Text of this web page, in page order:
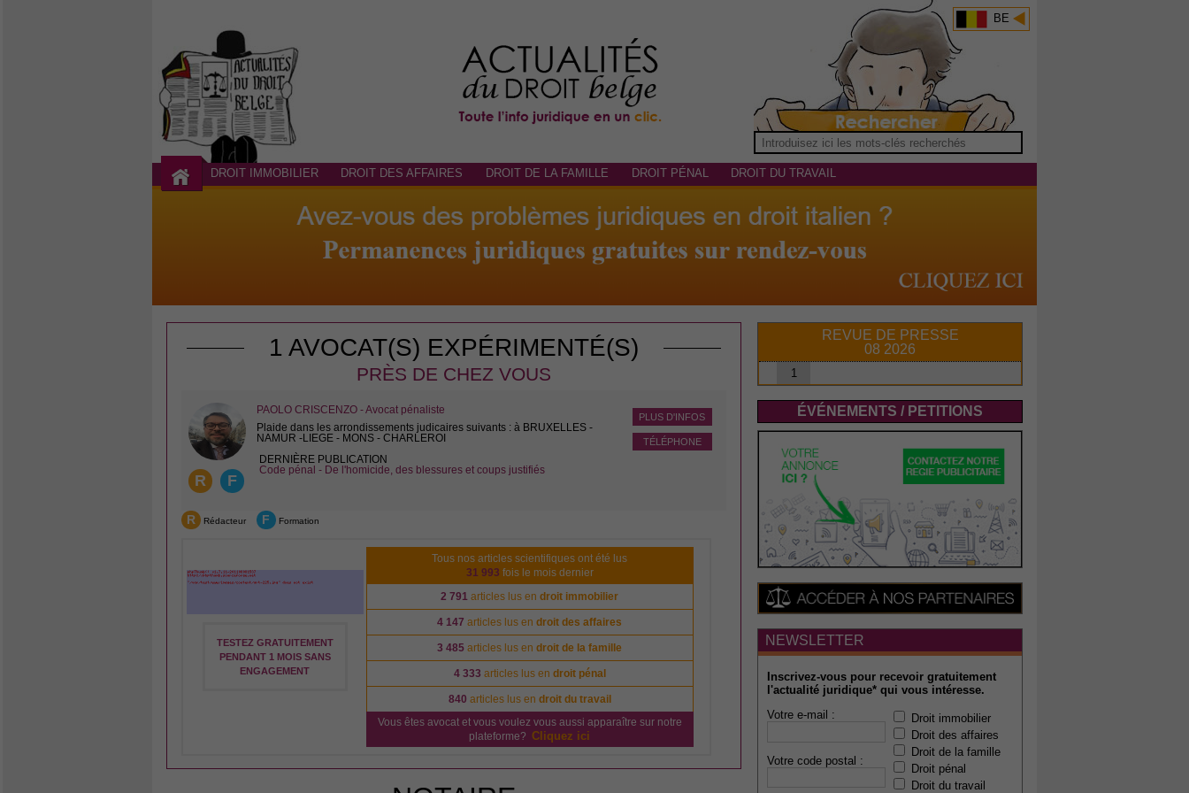
BE
DROIT IMMOBILIER DROIT DES AFFAIRES DROIT DE LA FAMILLE DROIT PÉNAL DROIT DU TRAVAIL
1 AVOCAT(S) EXPÉRIMENTÉ(S)
PRÈS DE CHEZ VOUS
R F
PLUS D'INFOS
TÉLÉPHONE
PAOLO CRISCENZO - Avocat pénaliste
Plaide dans les arrondissements judicaires suivants : à BRUXELLES -
NAMUR -LIEGE - MONS - CHARLEROI
DERNIÈRE PUBLICATION
Code pénal - De l'homicide, des blessures et coups justifiés
R Rédacteur F Formation
TESTEZ GRATUITEMENT
PENDANT 1 MOIS SANS
ENGAGEMENT
Tous nos articles scientifiques ont été lus
31 993 fois le mois dernier
2 791 articles lus endroit immobilier
4 147 articles lus endroit des affaires
3 485 articles lus endroit de la famille
4 333 articles lus en droit pénal
840 articles lus en droit du travail
Vous êtes avocat et vous voulez vous aussi apparaître sur notre
plateforme? Cliquez ici
REVUE DE PRESSE
08 2026
1
ÉVÉNEMENTS / PETITIONS
NEWSLETTER
Inscrivez-vous pour recevoir gratuitement
l'actualité juridique* qui vous intéresse.
Votre e-mail :
Votre code postal :
Droit immobilier
Droit des affaires
Droit de la famille
Droit pénal
Droit du travail